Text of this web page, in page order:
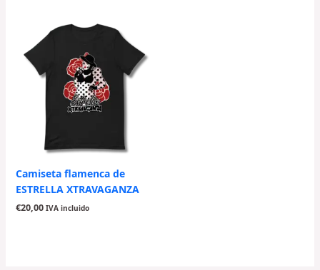
Camiseta flamenca de
ESTRELLA XTRAVAGANZA
€20,00 IVA incluido